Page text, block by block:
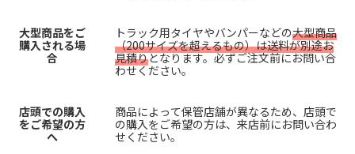
大型商品をご
購入される場
合
トラック用タイヤやバンパーなどの大型商品
（200サイズを超えるもの）は送料が別途お
見積りとなります。必ずご注文前にお問い合
わせください。
店頭での購入
をご希望の方
へ
商品によって保管店舗が異なるため、店頭で
の購入をご希望の方は、来店前にお問い合わ
せください。